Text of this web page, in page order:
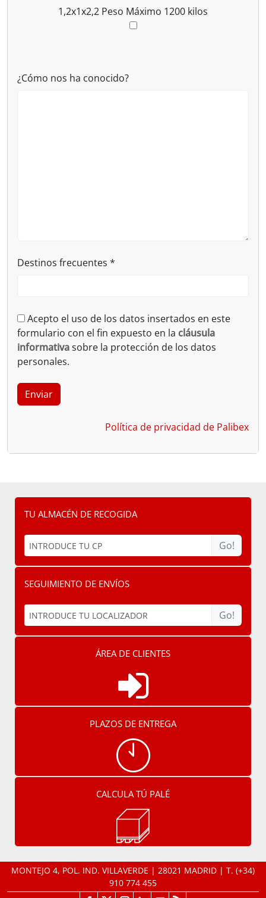
1,2x1x2,2 Peso Máximo 1200 kilos
¿Cómo nos ha conocido?
Destinos frecuentes *
Acepto el uso de los datos insertados en este
formulario con el fin expuesto en la cláusula
informativasobre la protección de los datos
personales.
Política de privacidad de Palibex
TU ALMACÉN DE RECOGIDA
Go!
SEGUIMIENTO DE ENVÍOS
Go!
ÁREA DE CLIENTES
PLAZOS DE ENTREGA
CALCULA TÚ PALÉ
MONTEJO 4, POL. IND. VILLAVERDE | 28021 MADRID | T. (+34)
910 774 455